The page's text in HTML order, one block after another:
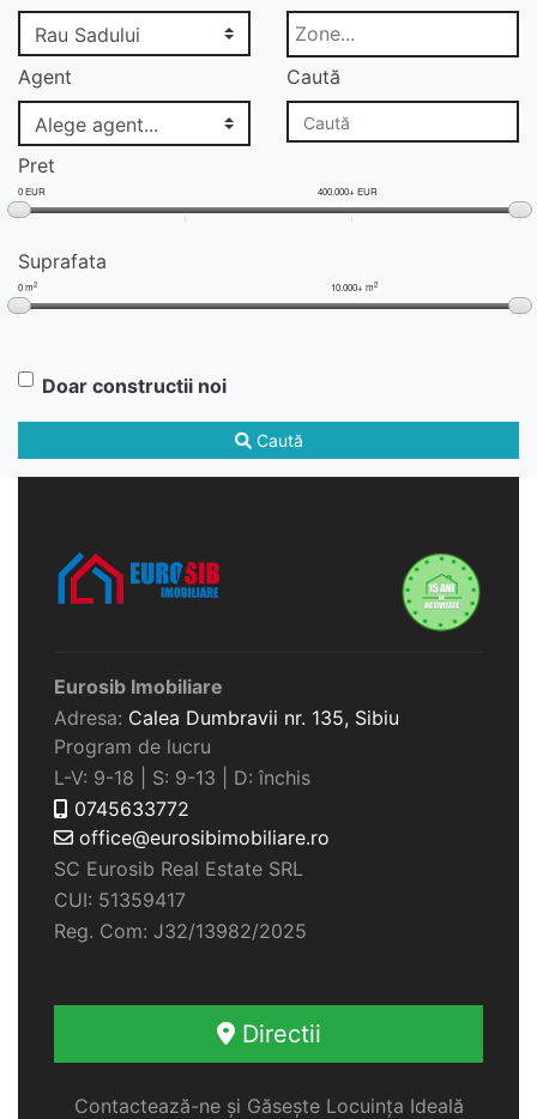
Agent Caută
Pret
0 EUR 400.000+ EUR
Suprafata
0 m2 10.000+ m2
Doar constructii noi
Caută
Eurosib Imobiliare
Adresa: Calea Dumbravii nr. 135, Sibiu
Program de lucru
L-V: 9-18 | S: 9-13 | D: închis
0745633772
office@eurosibimobiliare.ro
SC Eurosib Real Estate SRL
CUI: 51359417
Reg. Com: J32/13982/2025
Directii
Contactează-ne și Găsește Locuința Ideală